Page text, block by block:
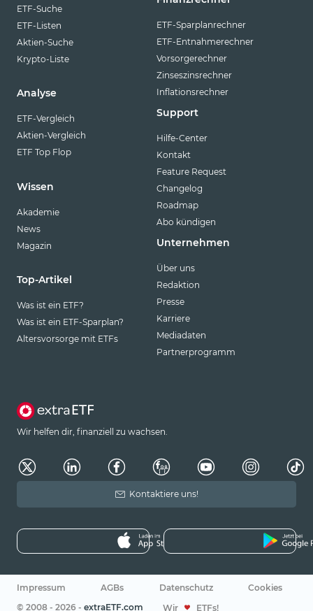
ETF-Suche
ETF-Listen
Aktien-Suche
Krypto-Liste
Analyse
ETF-Vergleich
Aktien-Vergleich
ETF Top Flop
Wissen
Akademie
News
Magazin
Top-Artikel
Was ist ein ETF?
Was ist ein ETF-Sparplan?
Altersvorsorge mit ETFs
ETF-Sparplanrechner
ETF-Entnahmerechner
Vorsorgerechner
Zinseszinsrechner
Inflationsrechner
Support
Hilfe-Center
Kontakt
Feature Request
Changelog
Roadmap
Abo kündigen
Unternehmen
Über uns
Redaktion
Presse
Karriere
Mediadaten
Partnerprogramm
Wir helfen dir, finanziell zu wachsen.
Kontaktiere uns!
Impressum AGBs Datenschutz
Cookies
© 2008 - 2026 - extraETF.com Wir ETFs!